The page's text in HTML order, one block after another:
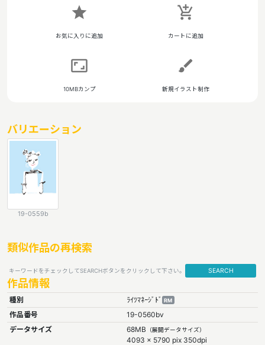
star
お気に入りに追加
add_shopping_cart
カートに追加
aspect_ratio
10MBカンプ
brush
新規イラスト制作
バリエーション
19-0559b
類似作品の再検索
キーワードをチェックしてSEARCHボタンをクリックして下さい。 SEARCH
作品情報
種別 ﾗｲﾂﾏﾈｰｼﾞﾄﾞ RM
作品番号
19-0560bv
データサイズ
68MB （展開データサイズ）
4093 x 5790 pix 350dpi